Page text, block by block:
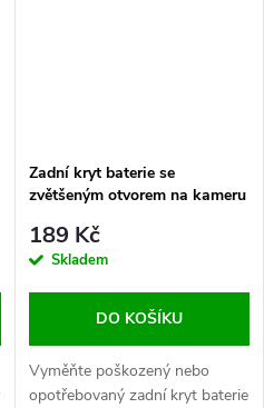
Zadní kryt baterie se
zvětšeným otvorem na kameru
OEM - Zelený
189 Kč
Skladem
DO KOŠÍKU
Vyměňte poškozený nebo
opotřebovaný zadní kryt baterie